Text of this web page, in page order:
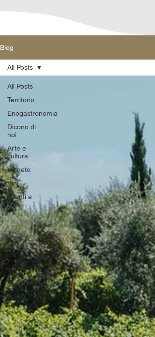
Blog
All Posts
Territorio
Enogastronomia
Dicono di
noi
Arte e
cultura
Vigneto
Vini
Eventi e
fiere
All Posts